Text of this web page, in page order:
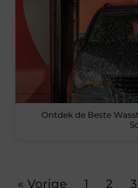
Ontdek de Beste
« Vorige 1 2 3